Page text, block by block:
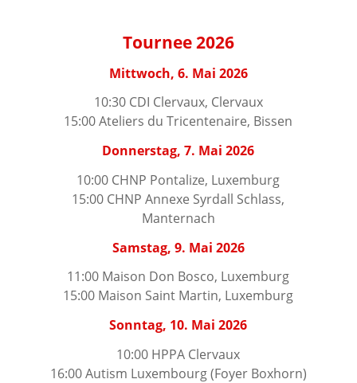
Tournee 2026
Mittwoch, 6. Mai 2026
10:30 CDI Clervaux, Clervaux
15:00 Ateliers du Tricentenaire, Bissen
Donnerstag, 7. Mai 2026
10:00 CHNP Pontalize, Luxemburg
15:00 CHNP Annexe Syrdall Schlass,
Manternach
Samstag, 9. Mai 2026
11:00 Maison Don Bosco, Luxemburg
15:00 Maison Saint Martin, Luxemburg
Sonntag, 10. Mai 2026
10:00 HPPA Clervaux
16:00 Autism Luxembourg (Foyer Boxhorn)